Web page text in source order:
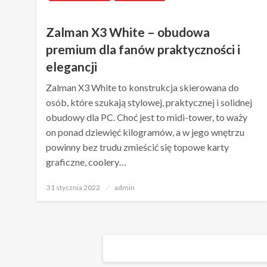
Zalman X3 White – obudowa
premium dla fanów praktyczności i
elegancji
Zalman X3 White to konstrukcja skierowana do
osób, które szukają stylowej, praktycznej i solidnej
obudowy dla PC. Choć jest to midi-tower, to waży
on ponad dziewięć kilogramów, a w jego wnętrzu
powinny bez trudu zmieścić się topowe karty
graficzne, coolery…
Napisano
31 stycznia 2022 admin
Nawigacja